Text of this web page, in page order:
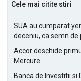
Cele mai citite stiri
SUA au cumparat
deceniu, ca semn de
Accor deschide
Mercure
Banca de Investitii si